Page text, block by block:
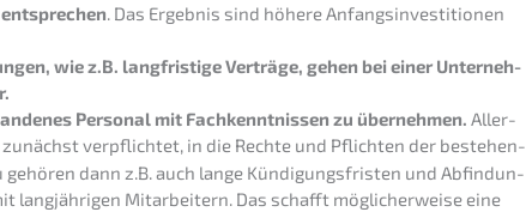
. Das Ergeb­nis sind höhere Anfangs­in­ves­ti­tio­nen
wie z.B. langfris­ti­ge Verträ­ge, gehen bei einer Unter­neh­
Perso­nal mit Fachkennt­nis­sen zu überneh­men. Aller­
zunächst verpflich­tet, in die Rechte und Pflich­ten der bestehen­
dann z.B. auch lange Kündi­gungs­fris­ten und Abfin­dun­
langjäh­ri­gen Mitar­bei­tern. Das schafft mögli­cher­wei­se eine